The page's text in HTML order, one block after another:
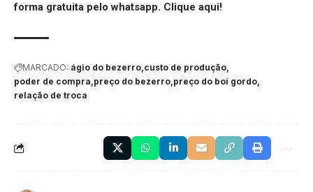
forma gratuita pelo whatsapp. Clique aqui!
MARCADO: ágio do bezerro custo de produção
poder de compra preço do bezerro preço do boi gordo
relação de troca